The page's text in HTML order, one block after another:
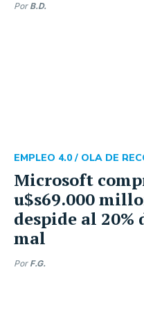
Por B.D.
Microsoft
u$s69.000
despide al 20%
mal
EMPLEO 4.0 / OLA DE
Por F.G.